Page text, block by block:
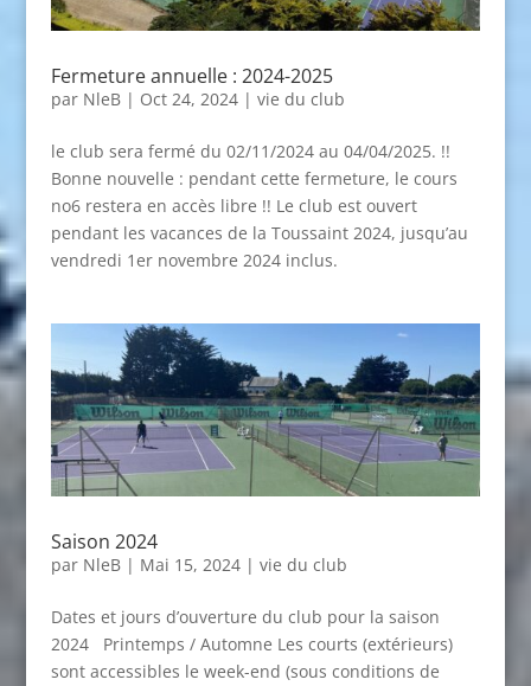
Fermeture annuelle : 2024-2025
par NleB| Oct 24, 2024| vie du club
le club sera fermé du 02/11/2024 au 04/04/2025. !!
Bonne nouvelle : pendant cette fermeture, le cours
no6 restera en accès libre !! Le club est ouvert
pendant les vacances de la Toussaint 2024, jusqu’au
vendredi 1er novembre 2024 inclus.
Saison 2024
par NleB| Mai 15, 2024| vie du club
Dates et jours d’ouverture du club pour la saison
2024 Printemps / Automne Les courts (extérieurs)
sont accessibles le week-end (sous conditions de